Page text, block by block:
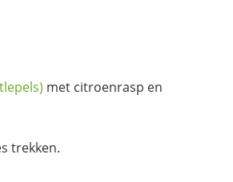
met citroenrasp en
trekken.